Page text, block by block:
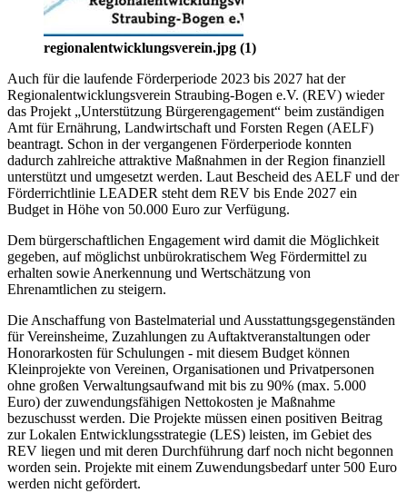
regionalentwicklungsverein.jpg (1)
Auch für die laufende Förderperiode 2023 bis 2027 hat der
Regionalentwicklungsverein Straubing-Bogen e.V. (REV) wieder
das Projekt „Unterstützung Bürgerengagement“ beim zuständigen
Amt für Ernährung, Landwirtschaft und Forsten Regen (AELF)
beantragt. Schon in der vergangenen Förderperiode konnten
dadurch zahlreiche attraktive Maßnahmen in der Region finanziell
unterstützt und umgesetzt werden. Laut Bescheid des AELF und der
Förderrichtlinie LEADER steht dem REV bis Ende 2027 ein
Budget in Höhe von 50.000 Euro zur Verfügung.
Dem bürgerschaftlichen Engagement wird damit die Möglichkeit
gegeben, auf möglichst unbürokratischem Weg Fördermittel zu
erhalten sowie Anerkennung und Wertschätzung von
Ehrenamtlichen zu steigern.
Die Anschaffung von Bastelmaterial und Ausstattungsgegenständen
für Vereinsheime, Zuzahlungen zu Auftaktveranstaltungen oder
Honorarkosten für Schulungen - mit diesem Budget können
Kleinprojekte von Vereinen, Organisationen und Privatpersonen
ohne großen Verwaltungsaufwand mit bis zu 90% (max. 5.000
Euro) der zuwendungsfähigen Nettokosten je Maßnahme
bezuschusst werden. Die Projekte müssen einen positiven Beitrag
zur Lokalen Entwicklungsstrategie (LES) leisten, im Gebiet des
REV liegen und mit deren Durchführung darf noch nicht begonnen
worden sein. Projekte mit einem Zuwendungsbedarf unter 500 Euro
werden nicht gefördert.